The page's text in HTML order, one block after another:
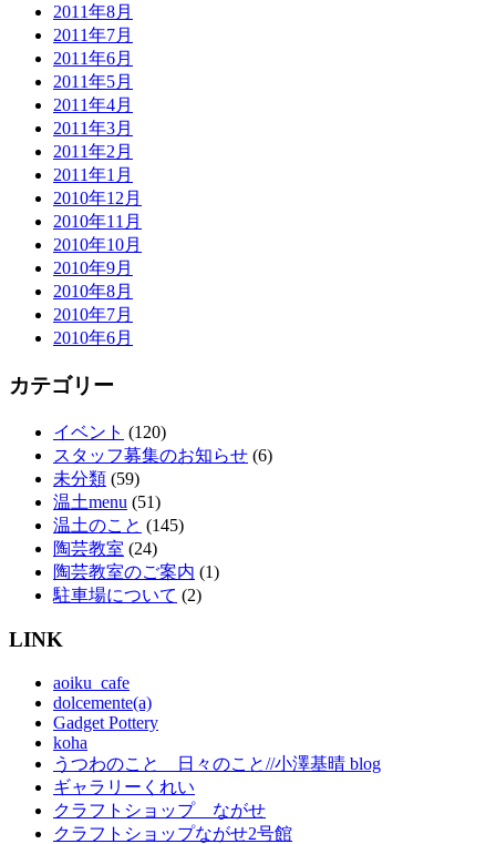
2011年8月
2011年7月
2011年6月
2011年5月
2011年4月
2011年3月
2011年2月
2011年1月
2010年12月
2010年11月
2010年10月
2010年9月
2010年8月
2010年7月
2010年6月
カテゴリー
イベント (120)
スタッフ募集のお知らせ (6)
未分類 (59)
温土menu (51)
温土のこと (145)
陶芸教室 (24)
陶芸教室のご案内 (1)
駐車場について (2)
LINK
aoiku_cafe
dolcemente(a)
Gadget Pottery
koha
うつわのこと 日々のこと//小澤基晴 blog
ギャラリーくれい
クラフトショップ ながせ
クラフトショップながせ2号館